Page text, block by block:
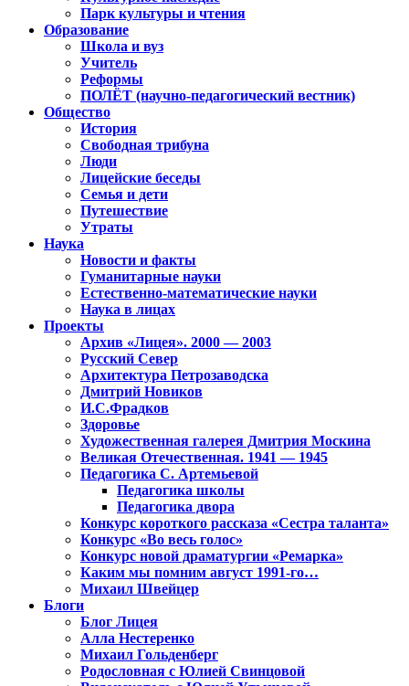
Парк культуры и чтения
Образование
Школа и вуз
Учитель
Реформы
ПОЛЁТ (научно-педагогический вестник)
Общество
История
Свободная трибуна
Люди
Лицейские беседы
Семья и дети
Путешествие
Утраты
Наука
Новости и факты
Гуманитарные науки
Естественно-математические науки
Наука в лицах
Проекты
Архив «Лицея». 2000 — 2003
Русский Север
Архитектура Петрозаводска
Дмитрий Новиков
И.С.Фрадков
Здоровье
Художественная галерея Дмитрия Москина
Великая Отечественная. 1941 — 1945
Педагогика С. Артемьевой
Педагогика школы
Педагогика двора
Конкурс короткого рассказа «Сестра таланта»
Конкурс «Во весь голос»
Конкурс новой драматургии «Ремарка»
Каким мы помним август 1991-го…
Михаил Швейцер
Блоги
Блог Лицея
Алла Нестеренко
Михаил Гольденберг
Родословная с Юлией Свинцовой